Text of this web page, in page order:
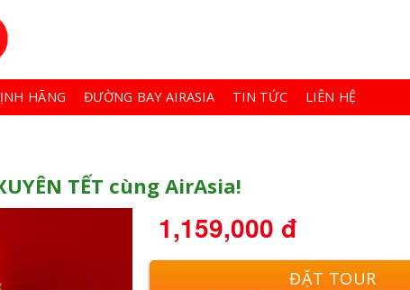
HÃNG ĐƯỜNG BAY AIRASIA TIN TỨC LIÊN HỆ
TẾT cùng AirAsia!
1,159,000 đ
ĐẶT TOUR